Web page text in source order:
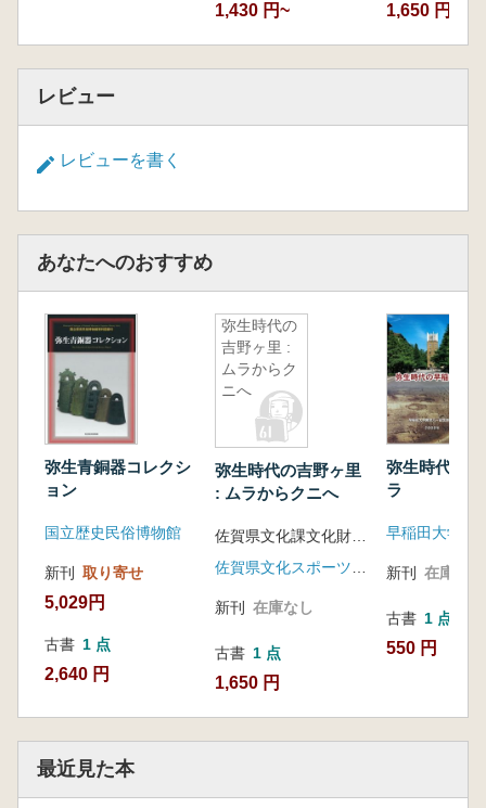
1,430 円~ 1,650 円
レビュー
レビューを書く
あなたへのおすすめ
弥生青銅器コレクシ
ョン
国立歴史民俗博物館
新刊 取り寄せ
5,029円
古書 1 点
2,640 円
弥生時代の
吉野ヶ里 :
ムラからク
ニへ
弥生時代の吉野ヶ里
: ムラからクニへ
新刊 在庫なし
古書 1 点
1,650 円
弥生時代の
ラ
新刊 在庫なし
古書 1 点
550 円
最近見た本